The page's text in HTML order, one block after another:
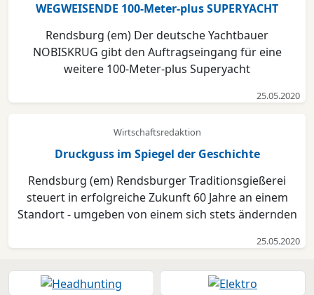
WEGWEISENDE 100-Meter-plus SUPERYACHT
Rendsburg (em) Der deutsche Yachtbauer
NOBISKRUG gibt den Auftragseingang für eine
weitere 100-Meter-plus Superyacht
durch Neubauten wie „SAILING YACHT A“ oder jüngst
innovativeProjekte umzusetzen. Mit dem ...
25.05.2020
Wirtschaftsredaktion
Druckguss im Spiegel der Geschichte
Rendsburg (em) Rendsburger Traditionsgießerei
steuert in erfolgreiche Zukunft 60 Jahre an einem
Standort - umgeben von einem sich stets ändernden
der Globalisierung und der Digitalisierung - hat es die
25.05.2020